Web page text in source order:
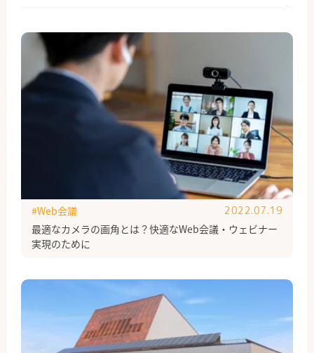
最適なカメラの画角とは？快適なWeb会議・ウェビナー
実現のために
#Web会議 2022.07.19